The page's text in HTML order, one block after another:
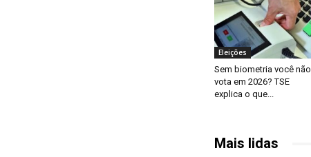
Eleições
Sem biometria você não
vota em 2026? TSE
explica o que...
Mais lidas